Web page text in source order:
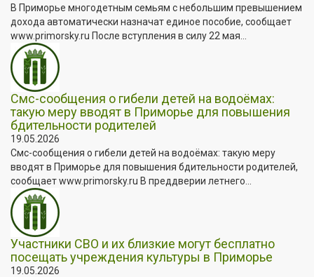
В Приморье многодетным семьям с небольшим превышением
дохода автоматически назначат единое пособие, сообщает
www.primorsky.ru После вступления в силу 22 мая...
Смс-сообщения о гибели детей на водоёмах:
такую меру вводят в Приморье для повышения
бдительности родителей
19.05.2026
Смс-сообщения о гибели детей на водоёмах: такую меру
вводят в Приморье для повышения бдительности родителей,
сообщает www.primorsky.ru В преддверии летнего...
Участники СВО и их близкие могут бесплатно
посещать учреждения культуры в Приморье
19.05.2026